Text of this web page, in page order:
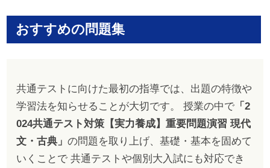
おすすめの問題集
共通テストに向けた最初の指導では、出題の特徴や
学習法を知らせることが大切です。 授業の中で「2
024共通テスト対策【実力養成】重要問題演習 現代
文・古典」 の問題を取り上げ、基礎・基本を固めて
いくことで 共通テストや個別大入試にも対応でき